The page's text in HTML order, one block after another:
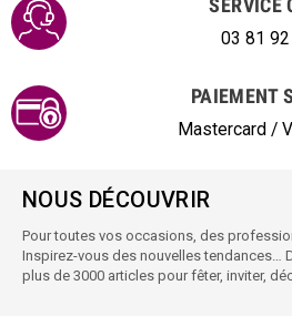
SERVICE
03 81
PAIEMENT
Mastercard /
NOUS DÉCOUVRIR
Pour toutes vos occasions, des
Inspirez-vous des nouvelles tendances…
plus de 3000 articles pour fêter, inviter,